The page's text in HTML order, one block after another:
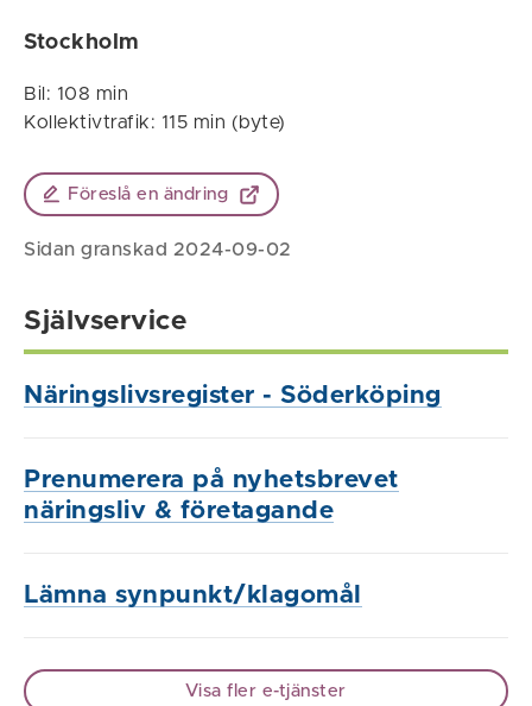
Stockholm
Bil: 108 min
Kollektivtrafik: 115 min (byte)
Föreslå en ändring
Sidan granskad 2024-09-02
Självservice
Näringslivsregister - Söderköping
Prenumerera på nyhetsbrevet
näringsliv & företagande
Lämna synpunkt/klagomål
Visa fler e-tjänster